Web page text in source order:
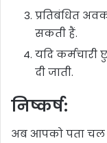
प्रतिबंधित
सकती हैं.
यदि कर्मचारी
दी जाती.
निष्कर्ष:
अब आपको पता चल